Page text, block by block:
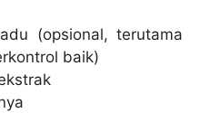
(opsional, terutama
baik)